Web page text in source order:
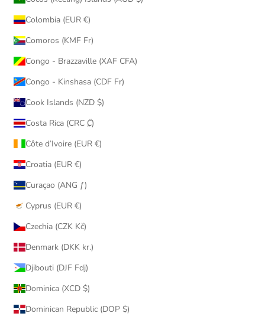
Colombia (EUR €)
Comoros (KMF Fr)
Congo - Brazzaville (XAF CFA)
Congo - Kinshasa (CDF Fr)
Cook Islands (NZD $)
Costa Rica (CRC ₡)
Côte d’Ivoire (EUR €)
Croatia (EUR €)
Curaçao (ANG ƒ)
Cyprus (EUR €)
Czechia (CZK Kč)
Denmark (DKK kr.)
Djibouti (DJF Fdj)
Dominica (XCD $)
Dominican Republic (DOP $)